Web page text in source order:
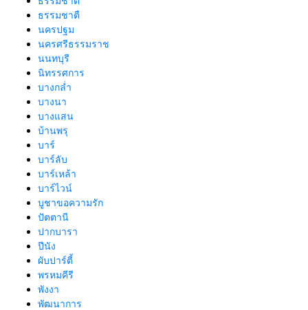
ธรรมชาตื
นครปฐม
นครศรีธรรมราช
นนทบุรี
นิทรรศการ
บางกล่ำ
บางนา
บางแสน
บ้านพรุ
บาร์
บาร์ลับ
บาร์เหล้า
บาร์ไวน์
บูชาขอความรัก
ปัตตานี
ปากบารา
ปีนัง
ผับปาร์ตี้
พรหมคีรี
พังงา
พัฒนาการ